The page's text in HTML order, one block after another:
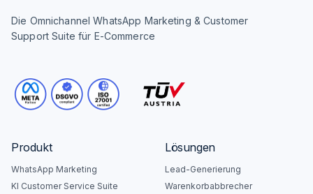
Die Omnichannel WhatsApp Marketing & Customer
Support Suite für E-Commerce
Produkt
WhatsApp Marketing
KI Customer Service Suite
Lösungen
Lead-Generierung
Warenkorbabbrecher